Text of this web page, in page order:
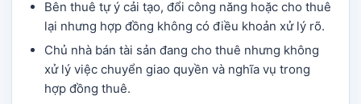
Bên thuê tự ý cải tạo, đổi công năng hoặc cho thuê
lại nhưng hợp đồng không có điều khoản xử lý rõ.
Chủ nhà bán tài sản đang cho thuê nhưng không
xử lý việc chuyển giao quyền và nghĩa vụ trong
hợp đồng thuê.